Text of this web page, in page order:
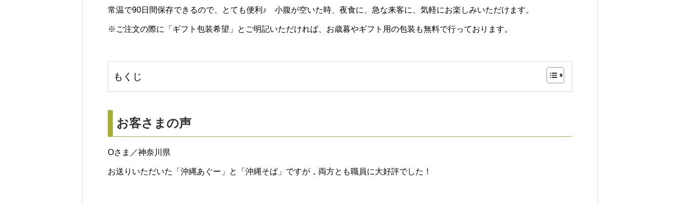
ー
ぶ
♪
常温で90日間保存できるので、とても便利♪ 小腹が空いた時、夜食に、急な来客に、気軽にお楽しみいただけます。
※ご注文の際に「ギフト包装希望」とご明記いただければ、お歳暮やギフト用の包装も無料で行っております。
もくじ
お客さまの声
Oさま／神奈川県
お送りいただいた「 沖縄あぐー 」と「沖縄そば」ですが，両方とも職員に大好評でした！